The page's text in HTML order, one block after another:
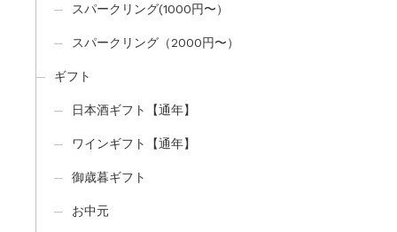
スパークリング(1000円〜）
スパークリング（2000円〜）
ギフト
日本酒ギフト【通年】
ワインギフト【通年】
御歳暮ギフト
お中元